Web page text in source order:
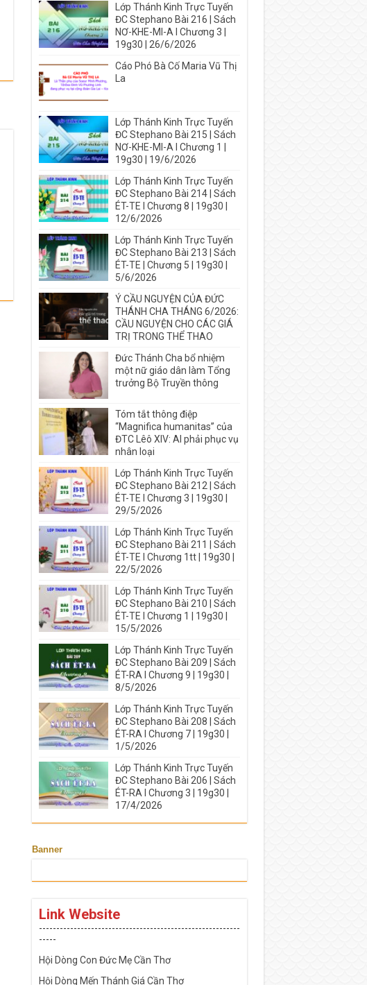
Lớp Thánh Kinh Trực Tuyến
ĐC Stephano Bài 216 | Sách
NƠ-KHE-MI-A I Chương 3 |
19g30 | 26/6/2026
Cáo Phó Bà Cố Maria Vũ Thị
La
Lớp Thánh Kinh Trực Tuyến
ĐC Stephano Bài 215 | Sách
NƠ-KHE-MI-A I Chương 1 |
19g30 | 19/6/2026
Lớp Thánh Kinh Trực Tuyến
ĐC Stephano Bài 214 | Sách
ÉT-TE I Chương 8 | 19g30 |
12/6/2026
Lớp Thánh Kinh Trực Tuyến
ĐC Stephano Bài 213 | Sách
ÉT-TE | Chương 5 | 19g30 |
5/6/2026
Ý CẦU NGUYỆN CỦA ĐỨC
THÁNH CHA THÁNG 6/2026:
CẦU NGUYỆN CHO CÁC GIÁ
TRỊ TRONG THỂ THAO
Đức Thánh Cha bổ nhiệm
một nữ giáo dân làm Tổng
trưởng Bộ Truyền thông
Tóm tắt thông điệp
“Magnifica humanitas” của
ĐTC Lêô XIV: AI phải phục vụ
nhân loại
Lớp Thánh Kinh Trực Tuyến
ĐC Stephano Bài 212 | Sách
ÉT-TE I Chương 3 | 19g30 |
29/5/2026
Lớp Thánh Kinh Trực Tuyến
ĐC Stephano Bài 211 | Sách
ÉT-TE I Chương 1tt | 19g30 |
22/5/2026
Lớp Thánh Kinh Trực Tuyến
ĐC Stephano Bài 210 | Sách
ÉT-TE I Chương 1 | 19g30 |
15/5/2026
Lớp Thánh Kinh Trực Tuyến
ĐC Stephano Bài 209 | Sách
ÉT-RA I Chương 9 | 19g30 |
8/5/2026
Lớp Thánh Kinh Trực Tuyến
ĐC Stephano Bài 208 | Sách
ÉT-RA I Chương 7 | 19g30 |
1/5/2026
Lớp Thánh Kinh Trực Tuyến
ĐC Stephano Bài 206 | Sách
ÉT-RA I Chương 3 | 19g30 |
17/4/2026
Banner
Link Website
----------------------------------------------------------
-----
Hội Dòng Con Đức Mẹ Cần Thơ
Hội Dòng Mến Thánh Giá Cần Thơ